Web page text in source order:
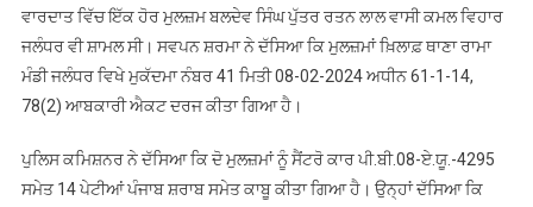
ਵਾਰਦਾਤ ਵਿੱਚ ਇੱਕ ਹੋਰ ਮੁਲਜ਼ਮ ਬਲਦੇਵ ਸਿੰਘ ਪੁੱਤਰ ਰਤਨ ਲਾਲ ਵਾਸੀ ਕਮਲ ਵਿਹਾਰ
ਜਲੰਧਰ ਵੀ ਸ਼ਾਮਲ ਸੀ। ਸਵਪਨ ਸ਼ਰਮਾ ਨੇ ਦੱਸਿਆ ਕਿ ਮੁਲਜ਼ਮਾਂ ਖ਼ਿਲਾਫ਼ ਥਾਣਾ ਰਾਮਾ
ਮੰਡੀ ਜਲੰਧਰ ਵਿਖੇ ਮੁਕੱਦਮਾ ਨੰਬਰ 41 ਮਿਤੀ 08-02-2024 ਅਧੀਨ 61-1-14,
78(2) ਆਬਕਾਰੀ ਐਕਟ ਦਰਜ ਕੀਤਾ ਗਿਆ ਹੈ।
ਪੁਲਿਸ ਕਮਿਸ਼ਨਰ ਨੇ ਦੱਸਿਆ ਕਿ ਦੋ ਮੁਲਜ਼ਮਾਂ ਨੂੰ ਸੈਂਟਰੋ ਕਾਰ ਪੀ.ਬੀ.08-ਏ.ਯੂ.-4295
ਸਮੇਤ 14 ਪੇਟੀਆਂ ਪੰਜਾਬ ਸ਼ਰਾਬ ਸਮੇਤ ਕਾਬੂ ਕੀਤਾ ਗਿਆ ਹੈ। ਉਨ੍ਹਾਂ ਦੱਸਿਆ ਕਿ